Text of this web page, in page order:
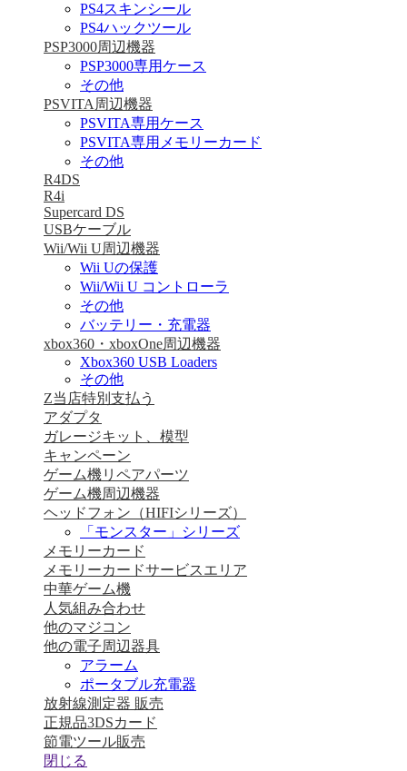
PS4スキンシール
PS4ハックツール
PSP3000周辺機器
PSP3000専用ケース
その他
PSVITA周辺機器
PSVITA専用ケース
PSVITA専用メモリーカード
その他
R4DS
R4i
Supercard DS
USBケーブル
Wii/Wii U周辺機器
Wii Uの保護
Wii/Wii U コントローラ
その他
バッテリー・充電器
xbox360・xboxOne周辺機器
Xbox360 USB Loaders
その他
Z当店特別支払う
アダプタ
ガレージキット、模型
キャンペーン
ゲーム機リペアパーツ
ゲーム機周辺機器
ヘッドフォン（HIFIシリーズ）
「モンスター」シリーズ
メモリーカード
メモリーカードサービスエリア
中華ゲーム機
人気組み合わせ
他のマジコン
他の電子周辺器具
アラーム
ポータブル充電器
放射線測定器 販売
正規品3DSカード
節電ツール販売
閉じる